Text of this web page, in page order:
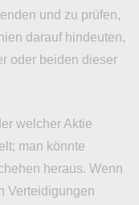
und zu prüfen,
darauf hindeuten,
oder beiden dieser
welcher Aktie
man könnte
heraus. Wenn
Verteidigungen